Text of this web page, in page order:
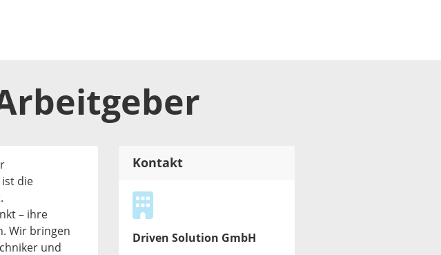
die
– ihre
Wir bringen
und
Kontakt
Driven Solution GmbH